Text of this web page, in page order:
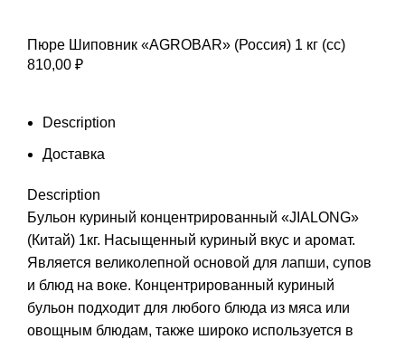
Пюре Шиповник «AGROBAR» (Россия) 1 кг (сс)
810,00 ₽
Description
Доставка
Description
Бульон куриный концентрированный «JIALONG»
(Китай) 1кг. Насыщенный куриный вкус и аромат.
Является великолепной основой для лапши, супов
и блюд на воке. Концентрированный куриный
бульон подходит для любого блюда из мяса или
овощным блюдам, также широко используется в